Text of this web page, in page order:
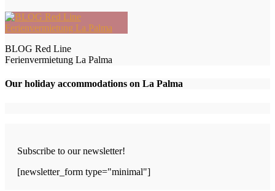
BLOG Red Line
Ferienvermietung La Palma
Our holiday accommodations on La Palma
Subscribe to our newsletter!
[newsletter_form type="minimal"]